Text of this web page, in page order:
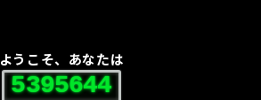
ようこそ、あなたは
5395644